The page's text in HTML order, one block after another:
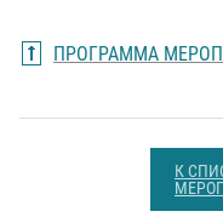
ПРОГРАММА
К